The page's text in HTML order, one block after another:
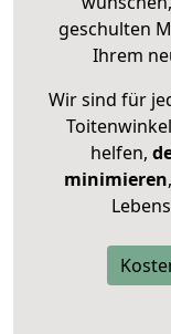
geschulten
Ihrem
Wir sind für
helfen,
minimieren